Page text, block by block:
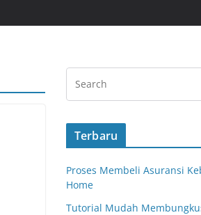
Terbaru
Proses Membeli Asuransi
Home
Tutorial Mudah